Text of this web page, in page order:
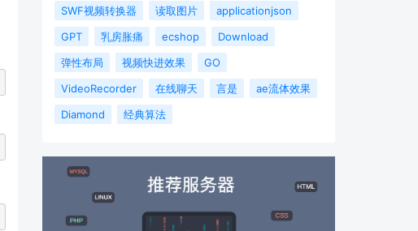
SWF视频转换器
读取图片
applicationjson
GPT
乳房胀痛 ecshop
Download
弹性布局
视频快进效果
GO
VideoRecorder
在线聊天 言是
ae流体效果
Diamond
经典算法